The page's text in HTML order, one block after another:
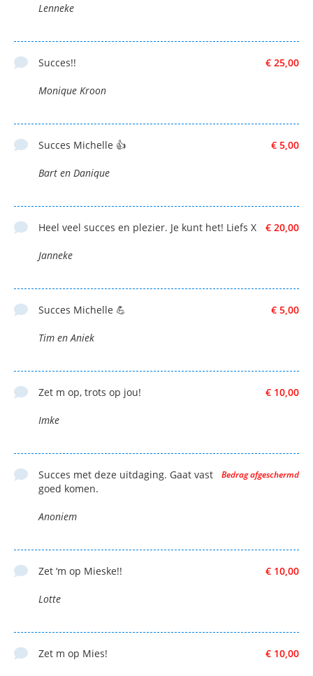
Lenneke
€ 25,00
Succes!!
Monique Kroon
€ 5,00
Succes Michelle 👍
Bart en Danique
€ 20,00
Heel veel succes en plezier. Je kunt het! Liefs X
Janneke
€ 5,00
Succes Michelle 💪
Tim en Aniek
€ 10,00
Zet m op, trots op jou!
Imke
Bedrag afgeschermd
Succes met deze uitdaging. Gaat vast
goed komen.
Anoniem
€ 10,00
Zet ‘m op Mieske!!
Lotte
€ 10,00
Zet m op Mies!